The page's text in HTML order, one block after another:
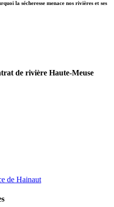
la sécheresse menace nos rivières et ses
de rivière Haute-Meuse